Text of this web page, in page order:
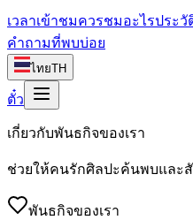
เวลาเข้าชมควรชมอะไรประวั
คำถามที่พบบ่อย
ไทยTH
ตั๋ว
เกี่ยวกับพันธกิจของเรา
ช่วยให้คนรักศิลปะค้นพบและ
พันธกิจของเรา